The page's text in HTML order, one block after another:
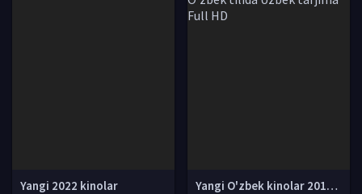
Yangi 2022 kinolar Yangi O'zbek kinolar 2010-2011-2012-2013-2014-2015-2016-2017-2018-2019-2020-2021-2022-2023-2024-2025 O'zbek tilida Uzbek tarjima Full HD